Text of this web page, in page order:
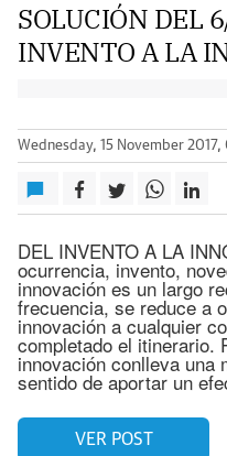
SOLUCIÓN DEL
INVENTO A LA
Wednesday, 15 November
DEL INVENTO A LA
ocurrencia, invento,
innovación es un largo
frecuencia, se reduce a
innovación a cualquier
completado el itinerario.
innovación conlleva una
sentido de aportar un
VER POST